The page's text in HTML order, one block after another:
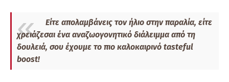
Είτε απολαμβάνεις τον ήλιο στην παραλία, είτε
χρειάζεσαι ένα αναζωογονητικό διάλειμμα από τη
δουλειά, σου έχουμε το πιο καλοκαιρινό tasteful
boost!